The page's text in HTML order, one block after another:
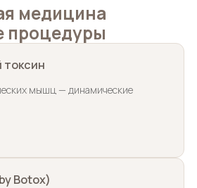
медицина
процедуры
токсин
мышц — динамические
Botox)